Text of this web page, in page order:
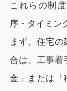
これらの制
序・タイミン
まず、住宅
合は、工事着
金」または「